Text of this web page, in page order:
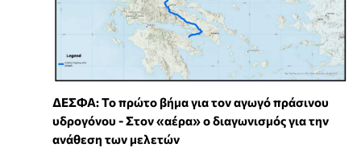
ΔΕΣΦΑ: Το πρώτο βήμα για τον αγωγό πράσινου
υδρογόνου - Στον «αέρα» ο διαγωνισμός για την
ανάθεση των μελετών